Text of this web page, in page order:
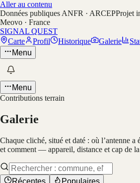
Aller au contenu
Données publiques ANFR · ARCEPProjet
Meovo · France
SIGNAL QUEST
Carte
Profil Historique Galerie
Menu
Menu
Contributions terrain
Galerie
Chaque cliché, situé et daté : où l’antenne a
et comment — appareil, distance et cap de
Récentes
Populaires